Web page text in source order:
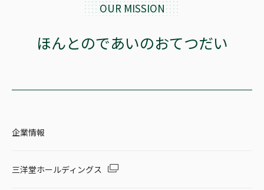
OUR MISSION
ほんとのであいのおてつだい
企業情報
三洋堂ホールディングス